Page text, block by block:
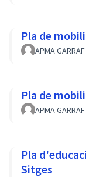
Pla de
APMA
Pla de
APMA
Pla
Sitges